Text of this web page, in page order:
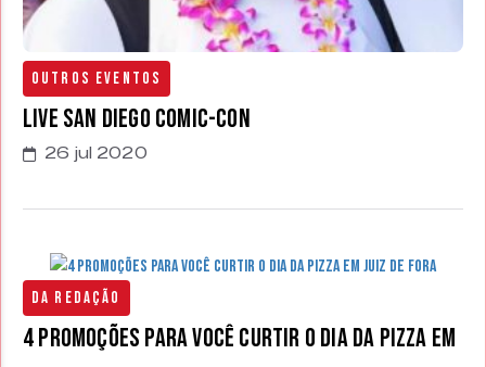
Outros Eventos
Live San Diego Comic-Con
26 jul 2020
Da Redação
4 promoções para você curtir o Dia da Pizza em